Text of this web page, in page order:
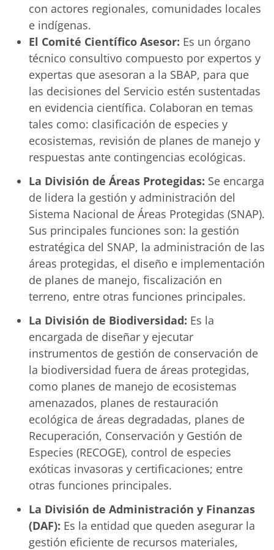
con actores regionales, comunidades locales
e indígenas.
El Comité Científico Asesor: Es un órgano
técnico consultivo compuesto por expertos y
expertas que asesoran a la SBAP, para que
las decisiones del Servicio estén sustentadas
en evidencia científica. Colaboran en temas
tales como: clasificación de especies y
ecosistemas, revisión de planes de manejo y
respuestas ante contingencias ecológicas.
La División de Áreas Protegidas: Se encarga
de lidera la gestión y administración del
Sistema Nacional de Áreas Protegidas (SNAP).
Sus principales funciones son: la gestión
estratégica del SNAP, la administración de las
áreas protegidas, el diseño e implementación
de planes de manejo, fiscalización en
terreno, entre otras funciones principales.
La División de Biodiversidad: Es la
encargada de diseñar y ejecutar
instrumentos de gestión de conservación de
la biodiversidad fuera de áreas protegidas,
como planes de manejo de ecosistemas
amenazados, planes de restauración
ecológica de áreas degradadas, planes de
Recuperación, Conservación y Gestión de
Especies (RECOGE), control de especies
exóticas invasoras y certificaciones; entre
otras funciones principales.
La División de Administración y Finanzas
(DAF): Es la entidad que queden asegurar la
gestión eficiente de recursos materiales,